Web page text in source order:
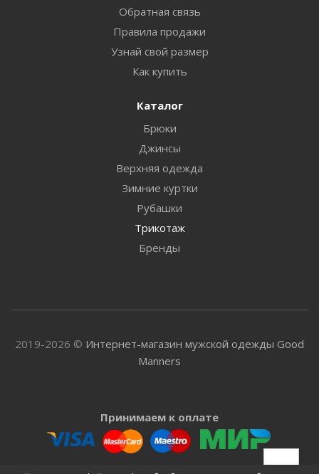
Обратная связь
Правила продажи
Узнай свой размер
Как купить
Каталог
Брюки
Джинсы
Верхняя одежда
Зимние куртки
Рубашки
Трикотаж
Бренды
2019-2026 © Интернет-магазин мужской одежды Good
Manners
Принимаем к оплате